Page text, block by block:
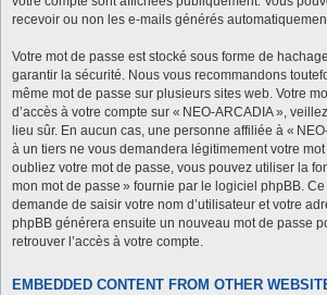
recevoir ou non les e-mails générés
Votre mot de passe est stocké sous forme de
garantir la sécurité. Nous vous recommandons
même mot de passe sur plusieurs sites web. Votre
d’accès à votre compte sur « NEO-ARCADIA »,
lieu sûr. En aucun cas, une personne affiliée à «
à un tiers ne vous demandera légitimement votre
oubliez votre mot de passe, vous pouvez utiliser la
mon mot de passe » fournie par le logiciel phpBB.
demande de saisir votre nom d’utilisateur et votre
phpBB générera ensuite un nouveau mot de passe
retrouver l’accès à votre compte.
EMBEDDED CONTENT FROM OTHER